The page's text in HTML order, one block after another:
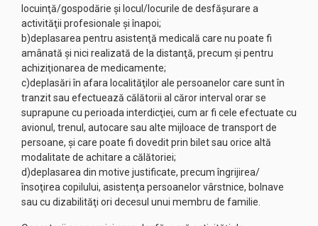
locuinţă/gospodărie şi locul/locurile de desfăşurare a
activităţii profesionale şi înapoi;
b)deplasarea pentru asistenţă medicală care nu poate fi
amânată şi nici realizată de la distanţă, precum şi pentru
achiziţionarea de medicamente;
c)deplasări în afara localităţilor ale persoanelor care sunt în
tranzit sau efectuează călătorii al căror interval orar se
suprapune cu perioada interdicţiei, cum ar fi cele efectuate cu
avionul, trenul, autocare sau alte mijloace de transport de
persoane, şi care poate fi dovedit prin bilet sau orice altă
modalitate de achitare a călătoriei;
d)deplasarea din motive justificate, precum îngrijirea/
însoţirea copilului, asistenţa persoanelor vârstnice, bolnave
sau cu dizabilităţi ori decesul unui membru de familie.